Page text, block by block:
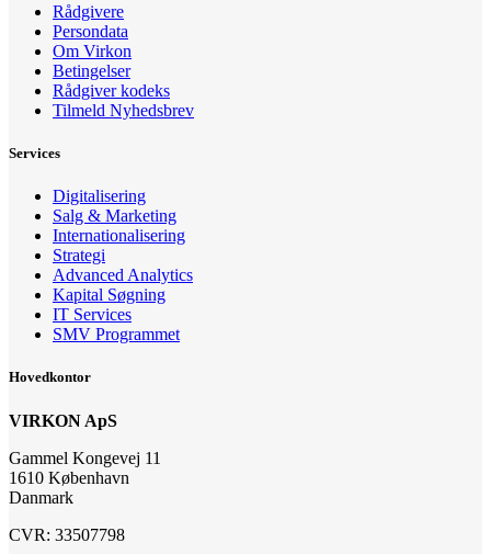
Rådgivere
Persondata
Om Virkon
Betingelser
Rådgiver kodeks
Tilmeld Nyhedsbrev
Services
Digitalisering
Salg & Marketing
Internationalisering
Strategi
Advanced Analytics
Kapital Søgning
IT Services
SMV Programmet
Hovedkontor
VIRKON ApS
Gammel Kongevej 11
1610 København
Danmark
CVR: 33507798